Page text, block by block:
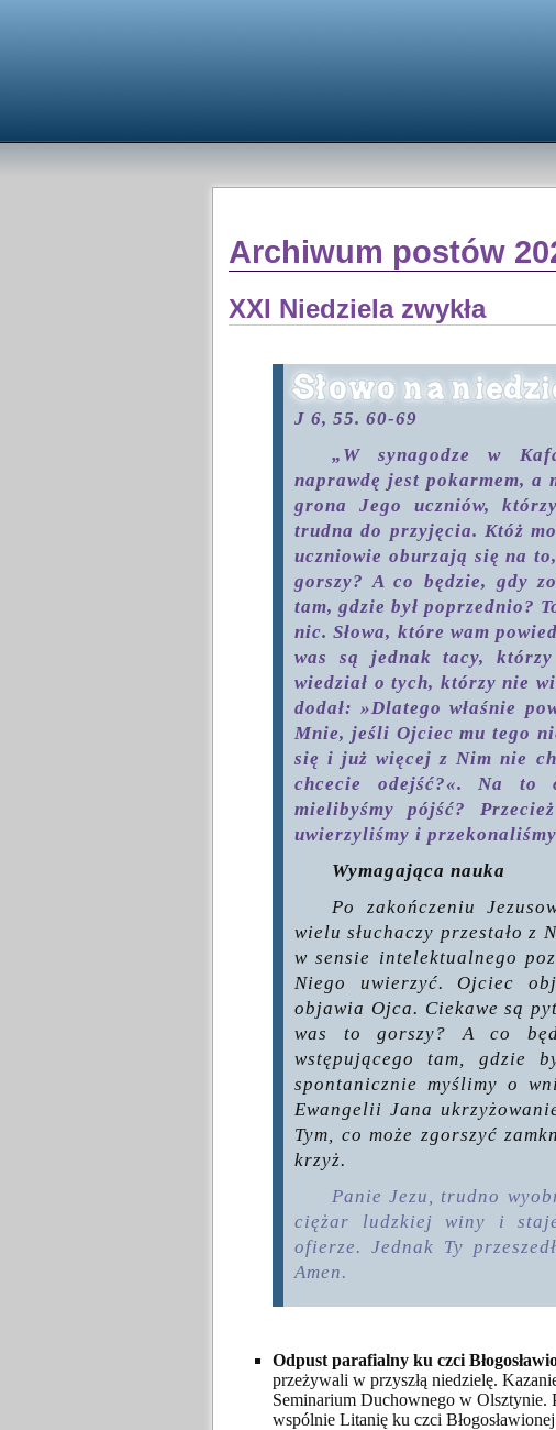
Archiwum postów
XXI Niedziela zwykła
J 6, 55. 60-69
„W synagodze w
naprawdę jest pokarmem, a
grona Jego uczniów,
trudna do przyjęcia. Któż
uczniowie oburzają się na
gorszy? A co będzie, gdy
tam, gdzie był poprzednio?
nic. Słowa, które wam
was są jednak tacy,
wiedział o tych, którzy nie
dodał: »Dlatego właśnie
Mnie, jeśli Ojciec mu tego
się i już więcej z Nim nie
chcecie odejść?«. Na to
mielibyśmy pójść?
uwierzyliśmy i
Wymagająca nauka
Po zakończeniu
wielu słuchaczy przestało z
w sensie intelektualnego
Niego uwierzyć. Ojciec
objawia Ojca. Ciekawe są
was to gorszy? A co
wstępującego tam, gdzie
spontanicznie myślimy o
Ewangelii Jana
Tym, co może zgorszyć
krzyż.
Panie Jezu, trudno
ciężar ludzkiej winy i
ofierze. Jednak Ty
Amen.
Odpust parafialny ku czci
przeżywali w przyszłą niedzielę.
Seminarium Duchownego w Olsztynie.
wspólnie Litanię ku czci